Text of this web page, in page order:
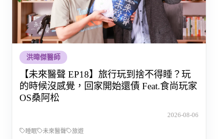
洪暐傑醫師
【未來醫聲 EP18】旅行玩到捨不得睡？玩
的時候沒感覺，回家開始還債 Feat.食尚玩家
OS桑阿松
2026-08-06
睡眠 未來醫聲 旅遊